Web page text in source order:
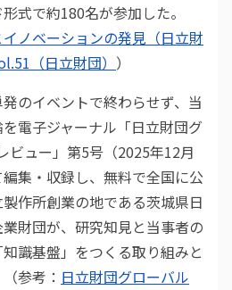
式で約180名が参加した。
ノベーションの発見（日立財
（日立財団） ）
のイベントで終わらせず、当
電子ジャーナル「日立財団グ
ビュー」第5号（2025年12月
集・収録し、無料で全国に公
作所創業の地である茨城県日
財団が、研究知見と当事者の
識基盤」をつくる取り組みと
参考： 日立財団グローバル